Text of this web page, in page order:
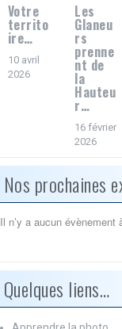
Votre
territo
ire…
10 avril
2026
Les
Glaneu
rs
prenne
nt de
la
Hauteu
r…
16 février
2026
Nos prochaines
Il n’y a aucun évènement
Quelques liens…